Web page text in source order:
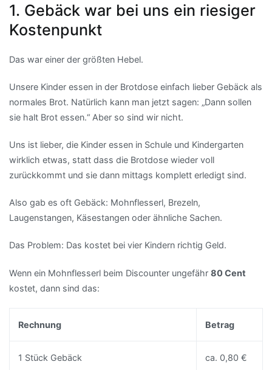
1. Gebäck war bei uns ein riesiger
Kostenpunkt
Das war einer der größten Hebel.
Unsere Kinder essen in der Brotdose einfach lieber Gebäck als
normales Brot. Natürlich kann man jetzt sagen: „Dann sollen
sie halt Brot essen.“ Aber so sind wir nicht.
Uns ist lieber, die Kinder essen in Schule und Kindergarten
wirklich etwas, statt dass die Brotdose wieder voll
zurückkommt und sie dann mittags komplett erledigt sind.
Also gab es oft Gebäck: Mohnflesserl, Brezeln,
Laugenstangen, Käsestangen oder ähnliche Sachen.
Das Problem: Das kostet bei vier Kindern richtig Geld.
Wenn ein Mohnflesserl beim Discounter ungefähr 80 Cent
kostet, dann sind das:
Rechnung Betrag
1 Stück Gebäck ca. 0,80 €